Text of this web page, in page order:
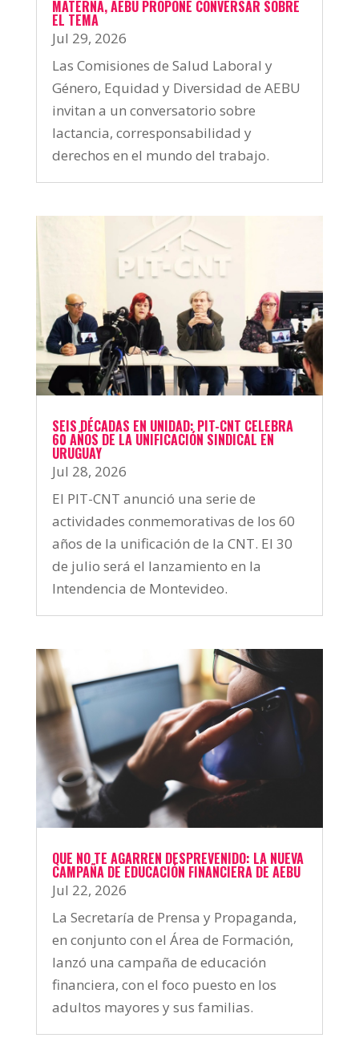
MATERNA, AEBU PROPONE CONVERSAR SOBRE
EL TEMA
Jul 29, 2026
Las Comisiones de Salud Laboral y
Género, Equidad y Diversidad de AEBU
invitan a un conversatorio sobre
lactancia, corresponsabilidad y
derechos en el mundo del trabajo.
SEIS DÉCADAS EN UNIDAD: PIT-CNT CELEBRA
60 AÑOS DE LA UNIFICACIÓN SINDICAL EN
URUGUAY
Jul 28, 2026
El PIT-CNT anunció una serie de
actividades conmemorativas de los 60
años de la unificación de la CNT. El 30
de julio será el lanzamiento en la
Intendencia de Montevideo.
QUE NO TE AGARREN DESPREVENIDO: LA NUEVA
CAMPAÑA DE EDUCACIÓN FINANCIERA DE AEBU
Jul 22, 2026
La Secretaría de Prensa y Propaganda,
en conjunto con el Área de Formación,
lanzó una campaña de educación
financiera, con el foco puesto en los
adultos mayores y sus familias.